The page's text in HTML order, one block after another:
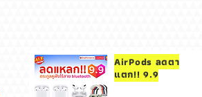
AirPods ลดตา
แตก!! 9.9